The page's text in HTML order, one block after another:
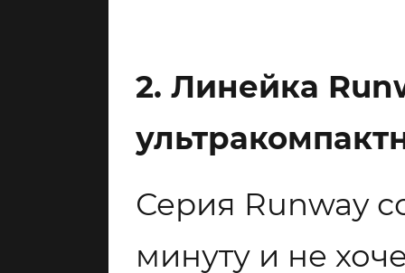
2. Линейка
Серия Runway
минуту и не